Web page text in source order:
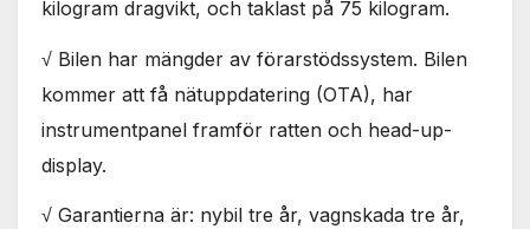
kilogram dragvikt, och taklast på 75 kilogram.
√ Bilen har mängder av förarstödssystem. Bilen
kommer att få nätuppdatering (OTA), har
instrumentpanel framför ratten och head-up-
display.
√ Garantierna är: nybil tre år, vagnskada tre år,